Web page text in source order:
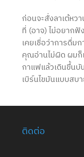
ก่อนจะสั่งลาเต้ห
ที่ (อาจ) ไม่อยาก
เคยเชื่อว่าการดื่ม
คุณอ่านไม่ผิด ผมก็
กาแฟแล้วเดินขึ้น
เบิร์นไขมันแบบสบ
ติดต่อ